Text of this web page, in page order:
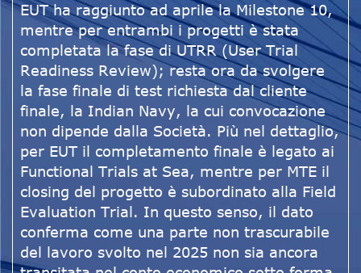
EUT ha raggiunto ad aprile la Milestone 10,
mentre per entrambi i progetti è stata
completata la fase di UTRR (User Trial
Readiness Review); resta ora da svolgere
la fase finale di test richiesta dal cliente
finale, la Indian Navy, la cui convocazione
non dipende dalla Società. Più nel dettaglio,
per EUT il completamento finale è legato ai
Functional Trials at Sea, mentre per MTE il
closing del progetto è subordinato alla Field
Evaluation Trial. In questo senso, il dato
conferma come una parte non trascurabile
del lavoro svolto nel 2025 non sia ancora